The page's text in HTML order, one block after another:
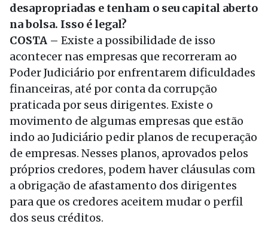
desapropriadas e tenham o seu capital aberto
na bolsa. Isso é legal?
COSTA – Existe a possibilidade de isso
acontecer nas empresas que recorreram ao
Poder Judiciário por enfrentarem dificuldades
financeiras, até por conta da corrupção
praticada por seus dirigentes. Existe o
movimento de algumas empresas que estão
indo ao Judiciário pedir planos de recuperação
de empresas. Nesses planos, aprovados pelos
próprios credores, podem haver cláusulas com
a obrigação de afastamento dos dirigentes
para que os credores aceitem mudar o perfil
dos seus créditos.